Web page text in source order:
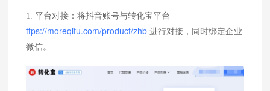
1. 平台对接：将抖音账号与转化宝平台
ttps://moreqifu.com/product/zhb 进行对接，同时绑定企业
微信。